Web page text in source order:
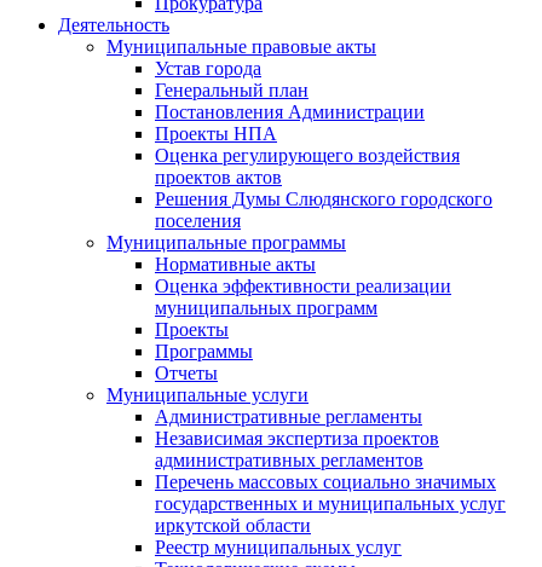
Деятельность
Муниципальные правовые акты
Устав города
Генеральный план
Постановления Администрации
Проекты НПА
Оценка регулирующего воздействия
проектов актов
Решения Думы Слюдянского городского
поселения
Муниципальные программы
Нормативные акты
Оценка эффективности реализации
муниципальных программ
Проекты
Программы
Отчеты
Муниципальные услуги
Административные регламенты
Независимая экспертиза проектов
административных регламентов
Перечень массовых социально значимых
государственных и муниципальных услуг
иркутской области
Реестр муниципальных услуг